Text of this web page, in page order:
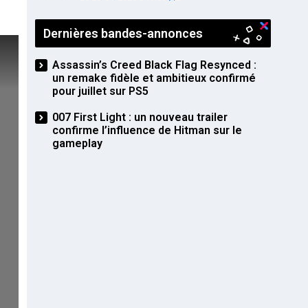
Dernières bandes-annonces
Assassin’s Creed Black Flag Resynced :
un remake fidèle et ambitieux confirmé
pour juillet sur PS5
007 First Light : un nouveau trailer
confirme l’influence de Hitman sur le
gameplay